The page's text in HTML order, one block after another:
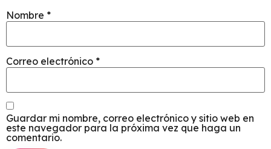
Nombre *
Correo electrónico *
Guardar mi nombre, correo electrónico y sitio web en
este navegador para la próxima vez que haga un
comentario.